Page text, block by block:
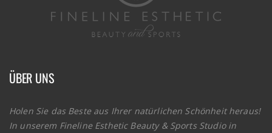
ÜBER UNS
Holen Sie das Beste aus Ihrer natürlichen Schönheit heraus!
In unserem Fineline Esthetic Beauty & Sports Studio in